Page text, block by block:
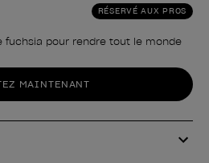
RÉSERVÉ AUX PROS
fuchsia pour rendre tout le monde
MAINTENANT